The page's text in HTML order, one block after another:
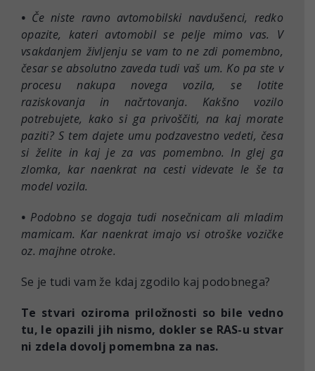
• Če niste ravno avtomobilski navdušenci, redko
opazite, kateri avtomobil se pelje mimo vas. V
vsakdanjem življenju se vam to ne zdi pomembno,
česar se absolutno zaveda tudi vaš um. Ko pa ste v
procesu nakupa novega vozila, se lotite
raziskovanja in načrtovanja. Kakšno vozilo
potrebujete, kako si ga privoščiti, na kaj morate
paziti? S tem dajete umu podzavestno vedeti, česa
si želite in kaj je za vas pomembno. In glej ga
zlomka, kar naenkrat na cesti videvate le še ta
model vozila.
• Podobno se dogaja tudi nosečnicam ali mladim
mamicam. Kar naenkrat imajo vsi otroške vozičke
oz. majhne otroke.
Se je tudi vam že kdaj zgodilo kaj podobnega?
Te stvari oziroma priložnosti so bile vedno
tu, le opazili jih nismo, dokler se RAS-u stvar
ni zdela dovolj pomembna za nas.